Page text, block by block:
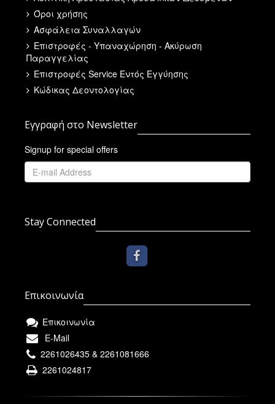
Όροι χρήσης
Ασφάλεια Συναλλαγών
Επιστροφές - Υπαναχώρηση - Ακύρωση
Παραγγελίας
Επιστροφές Service Εντός Εγγύησης
Κώδικας Δεοντολογίας
Εγγραφή στο Newsletter
Signup for special offers
Stay Connected
Επικοινωνία
Επικοινωνία
E-Mail
2261026435 & 2261081666
2261024817